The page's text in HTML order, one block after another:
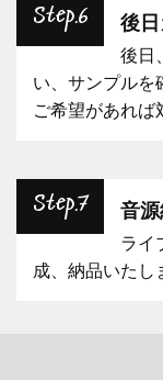
Step.6 後
後日
い、サンプルを
ご希望があれば
Step.7 音
ライ
成、納品いたし